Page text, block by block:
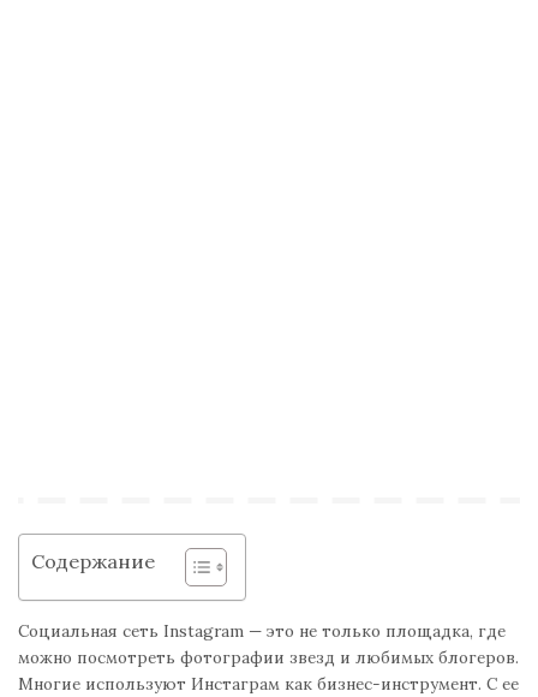
Содержание
Социальная сеть Instagram — это не только площадка, где
можно посмотреть фотографии звезд и любимых блогеров.
Многие используют Инстаграм как бизнес-инструмент. С ее